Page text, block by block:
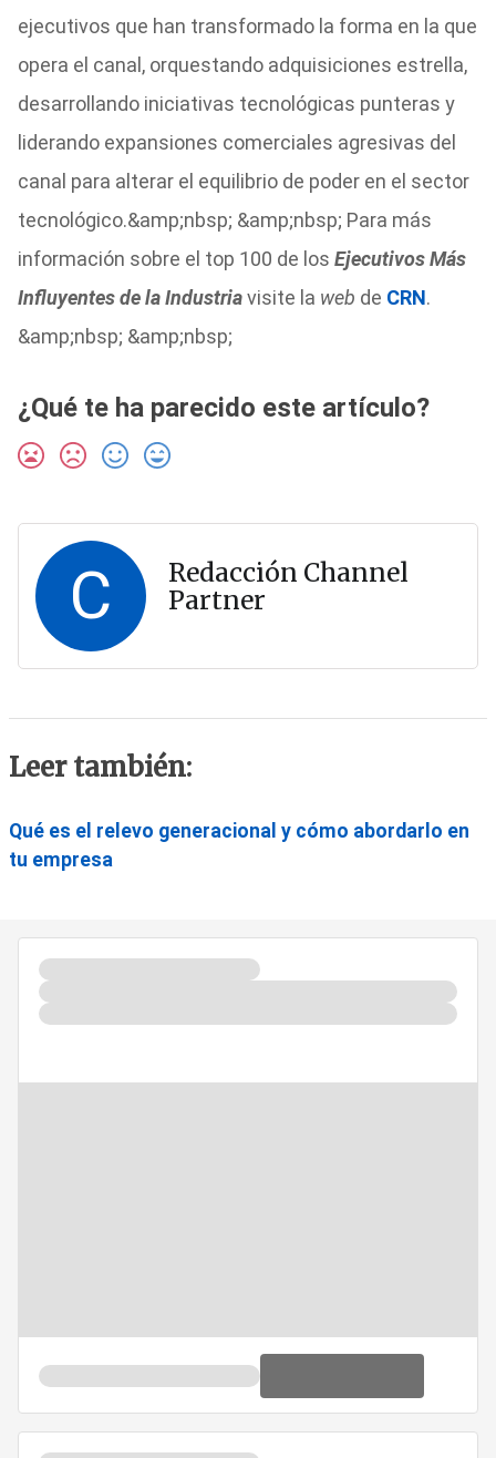
ejecutivos que han transformado la forma en la que
opera el canal, orquestando adquisiciones estrella,
desarrollando iniciativas tecnológicas punteras y
liderando expansiones comerciales agresivas del
canal para alterar el equilibrio de poder en el sector
tecnológico.&amp;nbsp; &amp;nbsp; Para más
información sobre el top 100 de los Ejecutivos Más
Influyentes de la Industriavisite la web de CRN.
&amp;nbsp; &amp;nbsp;
¿Qué te ha parecido este artículo?
C
Redacción Channel
Partner
Leer también:
Qué es el relevo generacional y cómo abordarlo en
tu empresa